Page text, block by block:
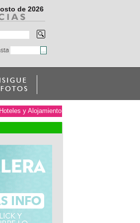
de 2026
Hoteles y Alojamiento